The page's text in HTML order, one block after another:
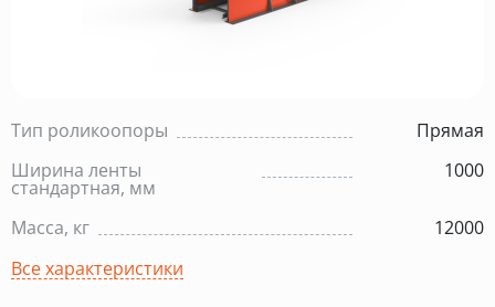
Тип роликоопоры
Прямая
Ширина ленты
стандартная, мм
1000
Масса, кг
12000
Все характеристики